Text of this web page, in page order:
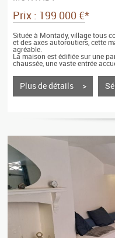
Prix : 199 000 €*
Située à Montady, village tous
et des axes autoroutiers, cette
agréable.
La maison est édifiée sur une
chaussée, une vaste entrée
Plus de détails >